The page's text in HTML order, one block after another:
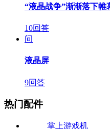
“液晶战争”渐渐落下帷
10回答
问
液晶屏
9回答
热门配件
掌上游戏机